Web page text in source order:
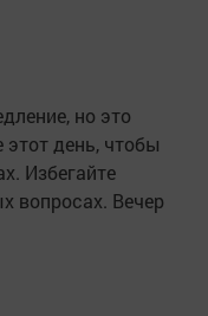
но это
день, чтобы
Избегайте
вопросах. Вечер